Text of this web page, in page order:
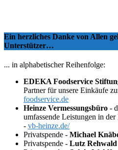
Ein herzliches Danke von Allen
Unterstützer…
... in alphabetischer Reihenfolge:
EDEKA Foodservice
Partner für unsere Einkäufe
foodservice.de
Heinze Vermessungsbüro -
umfassende Leistungen in
- vb-heinze.de/
Privatspende - Michael
Privatspende - Lutz Rehwald